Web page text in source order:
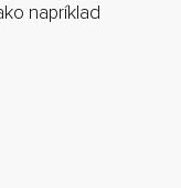
napríklad